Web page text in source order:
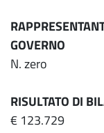
GOVERNO
N. zero
RISULTATO DI
€ 123.729